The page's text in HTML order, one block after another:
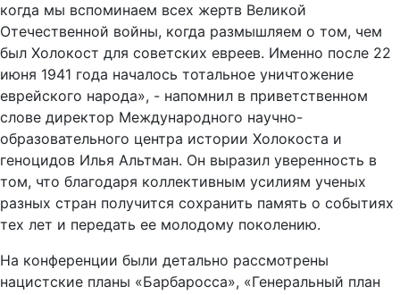
когда мы вспоминаем всех жертв Великой
Отечественной войны, когда размышляем о том, чем
был Холокост для советских евреев. Именно после 22
июня 1941 года началось тотальное уничтожение
еврейского народа», - напомнил в приветственном
слове директор Международного научно-
образовательного центра истории Холокоста и
геноцидов Илья Альтман. Он выразил уверенность в
том, что благодаря коллективным усилиям ученых
разных стран получится сохранить память о событиях
тех лет и передать ее молодому поколению.
На конференции были детально рассмотрены
нацистские планы «Барбаросса», «Генеральный план